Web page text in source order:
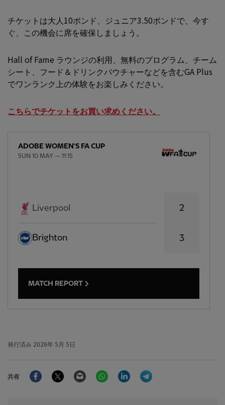
チケットは大人10ポンド、ジュニア3.50ポンドで、今す
ぐ、この機会に席を確保しましょう。
Hall of Fame ラウンジの利用、無料のプログラム、チーム
シート、フード＆ドリンクバウチャーなどを含むGA Plus
でワンランク上の体験をお楽しみください。
こちらでチケットをお買い求めください。
ADOBE WOMEN'S FA CUP
SUN 10 MAY — 11:15
Liverpool
Brighton
2
3
MATCH REPORT
発行済み 2026年 5月 5日
共有
FacebookTwitter Email WhatsAppLinkedIn